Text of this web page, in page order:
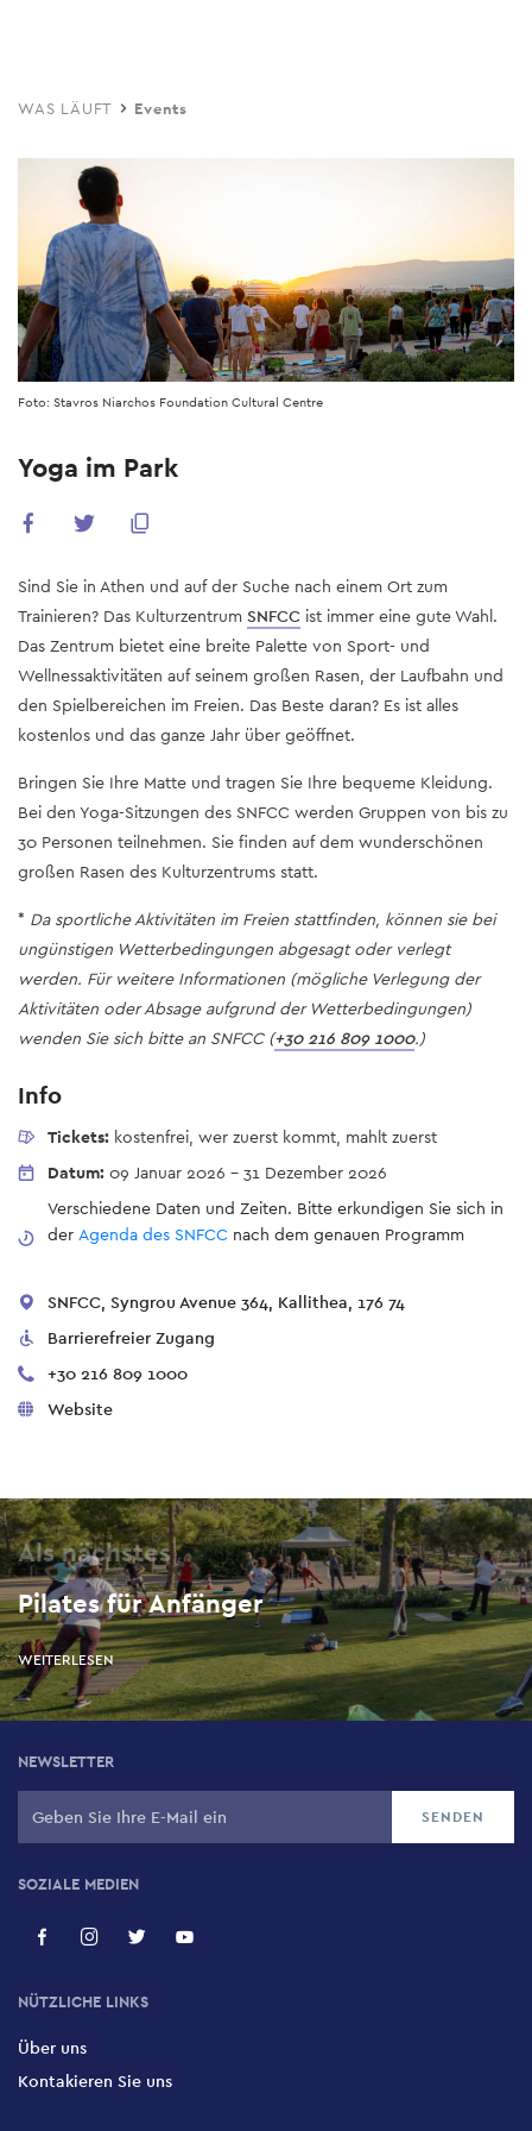
main
WAS LÄUFT Events
Foto: Stavros Niarchos Foundation Cultural Centre
Yoga im Park
Sind Sie in Athen und auf der Suche nach einem Ort zum
Trainieren? Das Kulturzentrum SNFCC ist immer eine gute Wahl.
Das Zentrum bietet eine breite Palette von Sport- und
Wellnessaktivitäten auf seinem großen Rasen, der Laufbahn und
den Spielbereichen im Freien. Das Beste daran? Es ist alles
kostenlos und das ganze Jahr über geöffnet.
Bringen Sie Ihre Matte und tragen Sie Ihre bequeme Kleidung.
Bei den Yoga-Sitzungen des SNFCC werden Gruppen von bis zu
30 Personen teilnehmen. Sie finden auf dem wunderschönen
großen Rasen des Kulturzentrums statt.
* Da sportliche Aktivitäten im Freien stattfinden, können sie bei
ungünstigen Wetterbedingungen abgesagt oder verlegt
werden. Für weitere Informationen (mögliche Verlegung der
Aktivitäten oder Absage aufgrund der Wetterbedingungen)
wenden Sie sich bitte an SNFCC (+30 216 809 1000.)
Info
Tickets: kostenfrei, wer zuerst kommt, mahlt zuerst
Datum: 09 Januar 2026 - 31 Dezember 2026
Verschiedene Daten und Zeiten. Bitte erkundigen Sie sich in
der Agenda des SNFCC nach dem genauen Programm
SNFCC, Syngrou Avenue 364, Kallithea, 176 74
Barrierefreier Zugang
+30 216 809 1000
Website
Als nächstes
Pilates für Anfänger
WEITERLESEN
NEWSLETTER
SOZIALE MEDIEN
NÜTZLICHE LINKS
Über uns
Kontakieren Sie uns